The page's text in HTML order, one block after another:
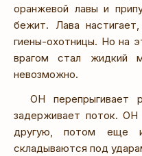
оранжевой лавы и
бежит. Лава
гиены-охотницы. Но на
врагом стал жидкий
невозможно.
ОН перепрыгивает
задерживает поток.
другую, потом еще
складываются под